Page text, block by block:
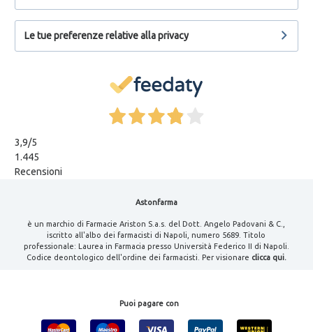
Le tue preferenze relative alla privacy
3,9/5
1.445
Recensioni
Astonfarma
è un marchio di Farmacie Ariston S.a.s. del Dott. Angelo Padovani & C.,
iscritto all'albo dei farmacisti di Napoli, numero 5689. Titolo
professionale: Laurea in Farmacia presso Università Federico II di Napoli.
Codice deontologico dell'ordine dei farmacisti. Per visionare clicca qui.
Puoi pagare con